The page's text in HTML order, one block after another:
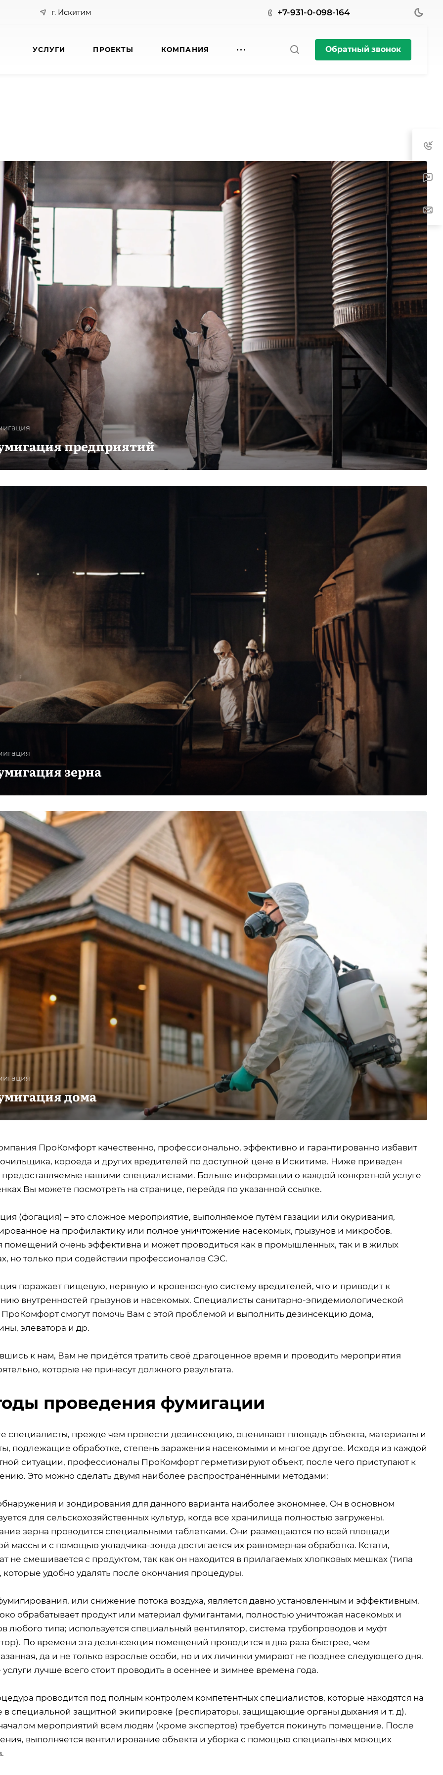
г. Искитим +7-931-0-098-164
УСЛУГИ ПРОЕКТЫ КОМПАНИЯ Обратный звонок
предприятий
зерна
дома
ПроКомфорт качественно, профессионально, эффективно и гарантированно избавит
короеда и других вредителей по доступной цене в Искитиме. Ниже приведен
предоставляемые нашими специалистами. Больше информации о каждой конкретной услуге
Вы можете посмотреть на странице, перейдя по указанной ссылке.
(фогация) – это сложное мероприятие, выполняемое путём газации или окуривания,
на профилактику или полное уничтожение насекомых, грызунов и микробов.
помещений очень эффективна и может проводиться как в промышленных, так и в жилых
но только при содействии профессионалов СЭС.
поражает пищевую, нервную и кровеносную систему вредителей, что и приводит к
внутренностей грызунов и насекомых. Специалисты санитарно-эпидемиологической
смогут помочь Вам с этой проблемой и выполнить дезинсекцию дома,
элеватора и др.
к нам, Вам не придётся тратить своё драгоценное время и проводить мероприятия
которые не принесут должного результата.
проведения фумигации
специалисты, прежде чем провести дезинсекцию, оценивают площадь объекта, материалы и
подлежащие обработке, степень заражения насекомыми и многое другое. Исходя из каждой
ситуации, профессионалы ПроКомфорт герметизируют объект, после чего приступают к
Это можно сделать двумя наиболее распространёнными методами:
и зондирования для данного варианта наиболее экономнее. Он в основном
для сельскохозяйственных культур, когда все хранилища полностью загружены.
зерна проводится специальными таблетками. Они размещаются по всей площади
массы и с помощью укладчика-зонда достигается их равномерная обработка. Кстати,
не смешивается с продуктом, так как он находится в прилагаемых хлопковых мешках (типа
которые удобно удалять после окончания процедуры.
или снижение потока воздуха, является давно установленным и эффективным.
обрабатывает продукт или материал фумигантами, полностью уничтожая насекомых и
любого типа; используется специальный вентилятор, система трубопроводов и муфт
По времени эта дезинсекция помещений проводится в два раза быстрее, чем
да и не только взрослые особи, но и их личинки умирают не позднее следующего дня.
лучше всего стоит проводить в осеннее и зимнее времена года.
проводится под полным контролем компетентных специалистов, которые находятся на
в специальной защитной экипировке (респираторы, защищающие органы дыхания и т. д).
мероприятий всем людям (кроме экспертов) требуется покинуть помещение. После
выполняется вентилирование объекта и уборка с помощью специальных моющих